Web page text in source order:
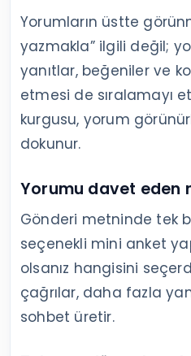
Yorumların üstte
yazmakla” ilgili değil;
yanıtlar, beğeniler ve
etmesi de sıralamayı
kurgusu, yorum
dokunur.
Yorumu davet eden
Gönderi metninde tek
seçenekli mini anket
olsanız hangisini
çağrılar, daha fazla
sohbet üretir.